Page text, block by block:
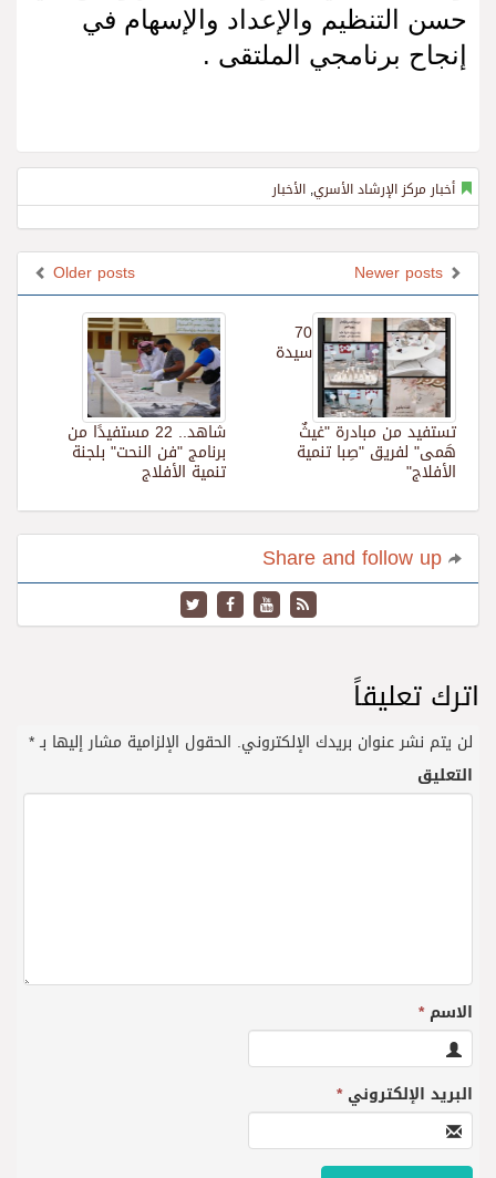
حسن التنظيم والإعداد والإسهام في
إنجاح برنامجي الملتقى .
أخبار مركز الإرشاد الأسري, الأخبار
Older posts
شاهد.. 22 مستفيدًا من
برنامج "فن النحت" بلجنة
تنمية الأفلاج
70
سيدة
تستفيد من مبادرة "غيثٌ
هَمى" لفريق "صِبا تنمية
الأفلاج"
اترك تعليقاً
لن يتم نشر عنوان بريدك الإلكتروني. الحقول الإلزامية مشار إليها بـ*
التعليق
الاسم*
البريد الإلكتروني*